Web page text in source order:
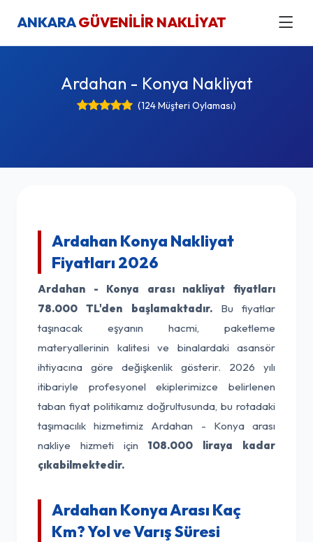
ANKARAGÜVENİLİR NAKLİYAT
Ardahan - Konya Nakliyat
(124 Müşteri Oylaması)
Ardahan Konya Nakliyat
Fiyatları 2026
Ardahan - Konya arası nakliyat fiyatları
78.000 TL'den başlamaktadır.Bu fiyatlar
taşınacak eşyanın hacmi, paketleme
materyallerinin kalitesi ve binalardaki asansör
ihtiyacına göre değişkenlik gösterir. 2026 yılı
itibariyle profesyonel ekiplerimizce belirlenen
taban fiyat politikamız doğrultusunda, bu rotadaki
taşımacılık hizmetimiz Ardahan - Konya arası
nakliye hizmeti için 108.000 liraya kadar
çıkabilmektedir.
Ardahan Konya Arası Kaç
Km? Yol ve Varış Süresi